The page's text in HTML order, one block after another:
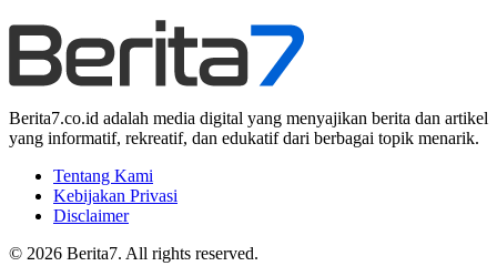
Berita7.co.id adalah media digital yang menyajikan berita dan artikel
yang informatif, rekreatif, dan edukatif dari berbagai topik menarik.
Tentang Kami
Kebijakan Privasi
Disclaimer
© 2026 Berita7. All rights reserved.